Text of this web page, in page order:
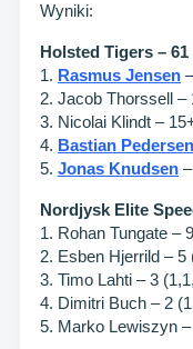
Wyniki:
Holsted Tigers – 61
1. Rasmus Jensen
2. Jacob Thorssell –
3. Nicolai Klindt –
4. Bastian Pedersen
5. Jonas Knudsen
Nordjysk Elite
1. Rohan Tungate –
2. Esben Hjerrild – 5
3. Timo Lahti – 3
4. Dimitri Buch – 2
5. Marko Lewiszyn